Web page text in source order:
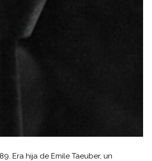
Era hija de Emile Taeuber, un